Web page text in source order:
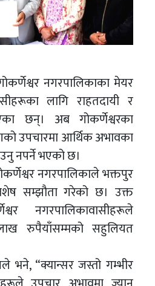
नगरपालिकाका मेयर
लागि राहतदायी र
छन्। अब गोकर्णेश्वरका
उपचारमा आर्थिक अभावका
नपर्ने भएको छ।
नगरपालिकाले भक्तपुर
सम्झौता गरेको छ। उक्त
नगरपालिकावासीहरूले
रुपैयाँसम्मको सहुलियत
भने, “क्यान्सर जस्तो गम्भीर